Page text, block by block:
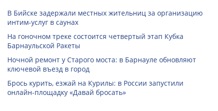
В Бийске задержали местных жительниц за организацию
интим-услуг в саунах
На гоночном треке состоится четвертый этап Кубка
Барнаульской Ракеты
Ночной ремонт у Старого моста: в Барнауле обновляют
ключевой въезд в город
Брось курить, езжай на Курилы: в России запустили
онлайн-­площадку «Давай бросать»